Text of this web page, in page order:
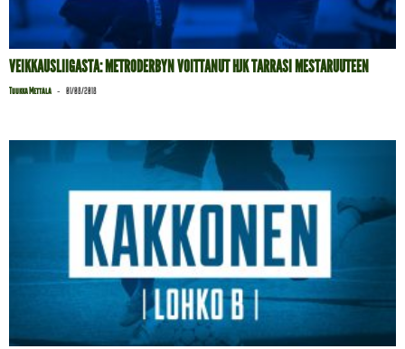
VEIKKAUSLIIGASTA: METRODERBYN VOITTANUT HJK TARRASI MESTARUUTEEN
Tuukka Mettälä - 01/08/2018